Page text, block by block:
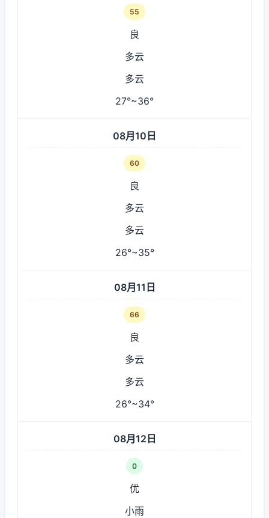
55
良
多云
多云
27°~36°
08月10日
60
良
多云
多云
26°~35°
08月11日
66
良
多云
多云
26°~34°
08月12日
0
优
小雨